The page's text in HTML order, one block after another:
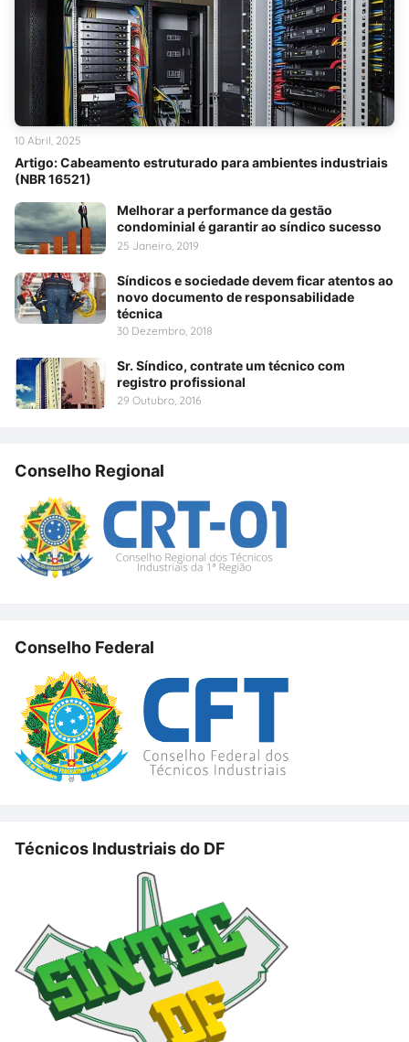
Artigo: Cabeamento estruturado para ambientes industriais
(NBR 16521)
10 Abril, 2025
Melhorar a performance da gestão
condominial é garantir ao síndico sucesso
25 Janeiro, 2019
Síndicos e sociedade devem ficar atentos ao
novo documento de responsabilidade
técnica
30 Dezembro, 2018
Sr. Síndico, contrate um técnico com
registro profissional
29 Outubro, 2016
Conselho Regional
Conselho Federal
Técnicos Industriais do DF